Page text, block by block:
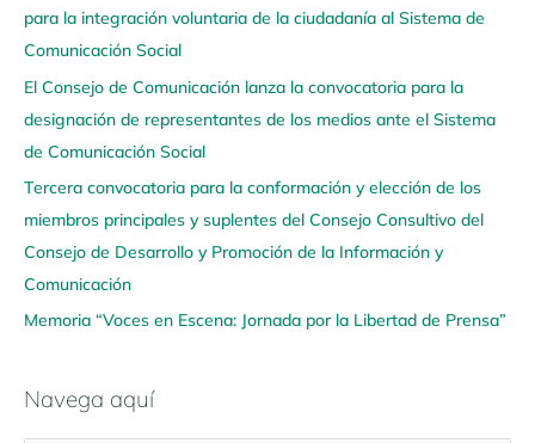
para la integración voluntaria de la ciudadanía al Sistema de
Comunicación Social
El Consejo de Comunicación lanza la convocatoria para la
designación de representantes de los medios ante el Sistema
de Comunicación Social
Tercera convocatoria para la conformación y elección de los
miembros principales y suplentes del Consejo Consultivo del
Consejo de Desarrollo y Promoción de la Información y
Comunicación
Memoria “Voces en Escena: Jornada por la Libertad de Prensa”
Navega aquí
a
a
q
u
í